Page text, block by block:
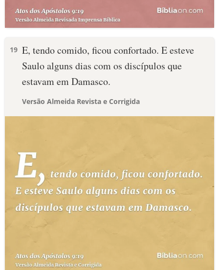
19 E, tendo comido, ficou confortado. E esteve
Saulo alguns dias com os discípulos que
estavam em Damasco.
Versão Almeida Revista e Corrigida